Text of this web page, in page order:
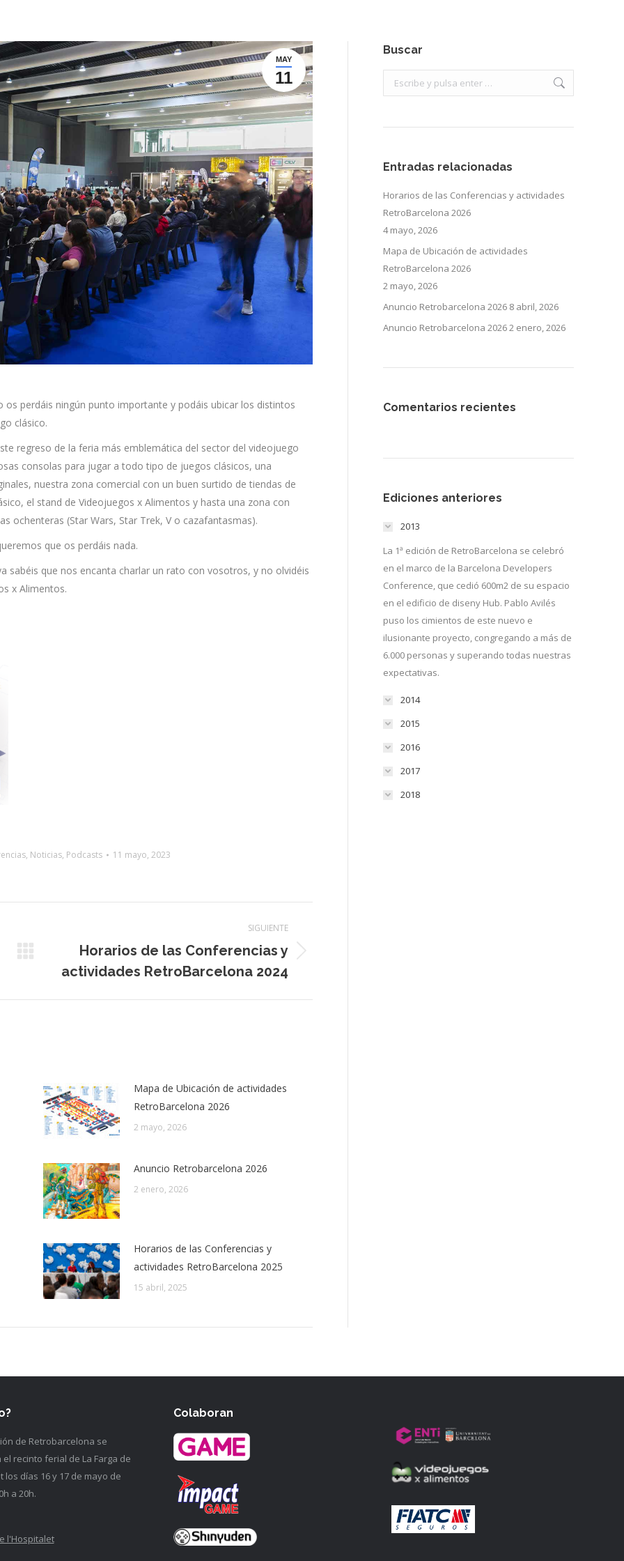
MAY
11
perdáis ningún punto importante y podáis ubicar los distintos
clásico.
regreso de la feria más emblemática del sector del videojuego
consolas para jugar a todo tipo de juegos clásicos, una
nuestra zona comercial con un buen surtido de tiendas de
el stand de Videojuegos x Alimentos y hasta una zona con
ochenteras (Star Wars, Star Trek, V o cazafantasmas).
que os perdáis nada.
sabéis que nos encanta charlar un rato con vosotros, y no olvidéis
x Alimentos.
, Noticias, Podcasts 11 mayo, 2023
SIGUIENTE
Siguiente
entrada:
Horarios de las Conferencias y
actividades RetroBarcelona 2024
Mapa de Ubicación de actividades
RetroBarcelona 2026
2 mayo, 2026
Anuncio Retrobarcelona 2026
2 enero, 2026
Horarios de las Conferencias y
actividades RetroBarcelona 2025
15 abril, 2025
Buscar
Buscar:
Entradas relacionadas
Horarios de las Conferencias y actividades
RetroBarcelona 2026
4 mayo, 2026
Mapa de Ubicación de actividades
RetroBarcelona 2026
2 mayo, 2026
Anuncio Retrobarcelona 2026 8 abril, 2026
Anuncio Retrobarcelona 20262 enero, 2026
Comentarios recientes
Ediciones anteriores
2013
La 1ª edición de RetroBarcelona se celebró
en el marco de la Barcelona Developers
Conference, que cedió 600m2 de su espacio
en el edificio de diseny Hub. Pablo Avilés
puso los cimientos de este nuevo e
ilusionante proyecto, congregando a más de
6.000 personas y superando todas nuestras
expectativas.
2014
2015
2016
2017
2018
de Retrobarcelona se
el recinto ferial de La Farga de
los días 16 y 17 de mayo de
a 20h.
l'Hospitalet
Colaboran